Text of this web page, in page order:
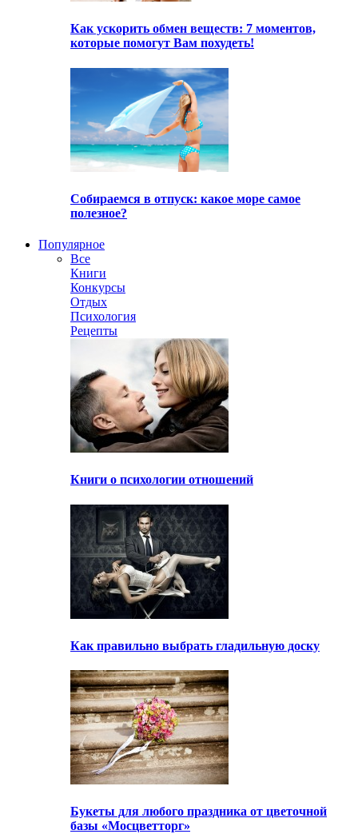
Как ускорить обмен веществ: 7 моментов,
которые помогут Вам похудеть!
Собираемся в отпуск: какое море самое
полезное?
Популярное
Все
Книги
Конкурсы
Отдых
Психология
Рецепты
Книги о психологии отношений
Как правильно выбрать гладильную доску
Букеты для любого праздника от цветочной
базы «Мосцветторг»